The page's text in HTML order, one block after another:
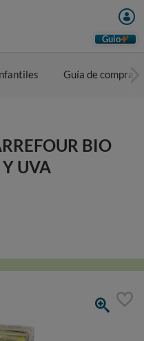
Guio
Guía de compra
BIO
UVA